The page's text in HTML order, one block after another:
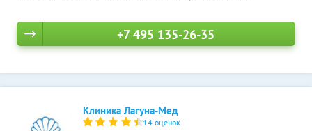
+7 495 135-26-35
Клиника Лагуна-Мед
14 оценок